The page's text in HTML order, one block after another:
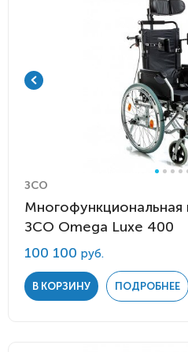
ЗСО
Многофункциональная
ЗСО Omega Luxe 400
100 100 руб.
В КОРЗИНУ ПОДРОБНЕЕ